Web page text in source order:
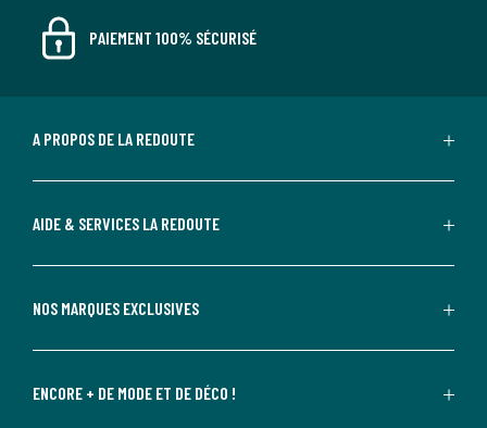
PAIEMENT 100% SÉCURISÉ
A PROPOS DE LA REDOUTE
AIDE & SERVICES LA REDOUTE
NOS MARQUES EXCLUSIVES
ENCORE + DE MODE ET DE DÉCO !